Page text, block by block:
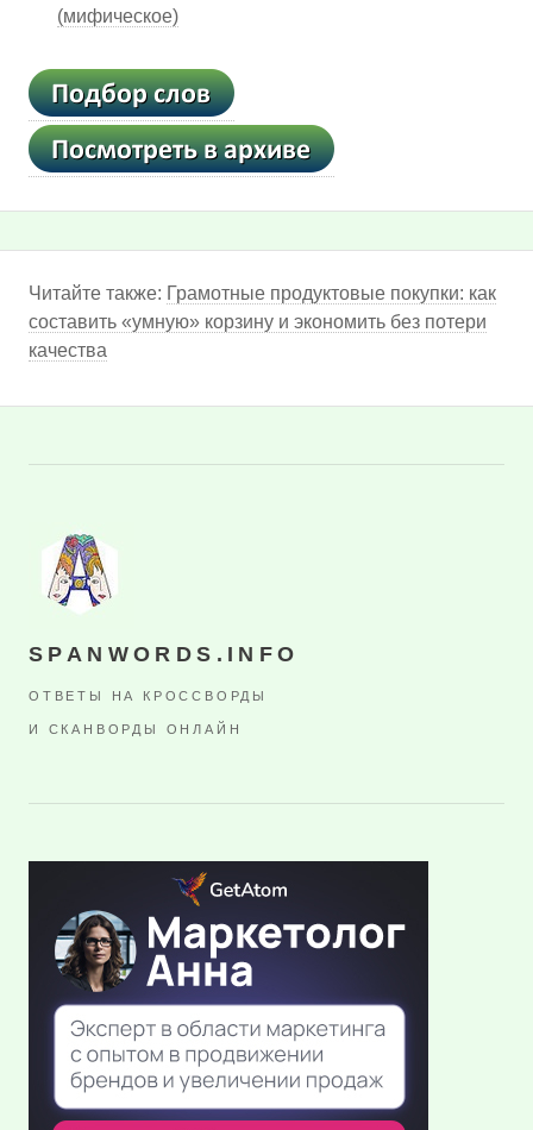
(мифическое)
Читайте также: Грамотные продуктовые покупки: как
составить «умную» корзину и экономить без потери
качества
SPANWORDS.INFO
ОТВЕТЫ НА КРОССВОРДЫ
И СКАНВОРДЫ ОНЛАЙН